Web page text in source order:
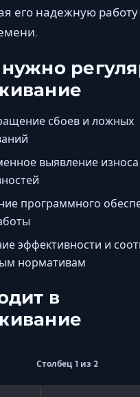
его надежную
сбоев и ложных
выявление
программного
эффективности и
нормативам
в
Столбец 1 из 2